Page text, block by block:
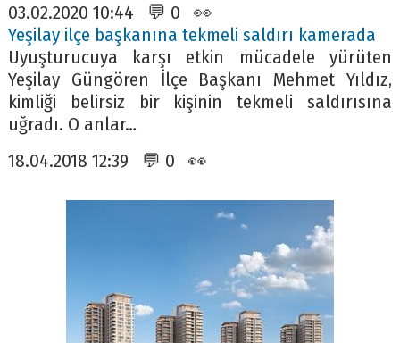
03.02.2020 10:44 💬 0 👀
Yeşilay ilçe başkanına tekmeli saldırı kamerada
Uyuşturucuya karşı etkin mücadele yürüten
Yeşilay Güngören İlçe Başkanı Mehmet Yıldız,
kimliği belirsiz bir kişinin tekmeli saldırısına
uğradı. O anlar…
18.04.2018 12:39 💬 0 👀